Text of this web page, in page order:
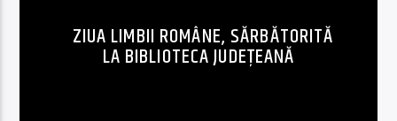
ZIUA LIMBII ROMÂNE, SĂRBĂTORITĂ
LA BIBLIOTECA JUDEȚEANĂ